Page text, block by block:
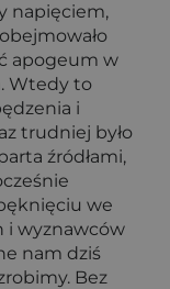
napięciem,
apogeum w
Wtedy to
i
trudniej było
źródłami,
we
i wyznawców
nam dziś
Bez